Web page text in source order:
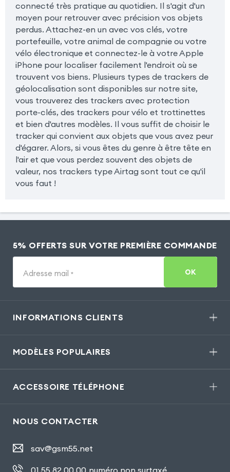
connecté très pratique au quotidien. Il s'agit d'un
moyen pour retrouver avec précision vos objets
perdus. Attachez-en un avec vos clés, votre
portefeuille, votre animal de compagnie ou votre
vélo électronique et connectez-le à votre Apple
iPhone pour localiser facilement l'endroit où se
trouvent vos biens. Plusieurs types de trackers de
géolocalisation sont disponibles sur notre site,
vous trouverez des trackers avec protection
porte-clés, des trackers pour vélo et trottinettes
et bien d'autres modèles. Il vous suffit de choisir le
tracker qui convient aux objets que vous avez peur
d'égarer. Alors, si vous êtes du genre à être tête en
l'air et que vous perdez souvent des objets de
valeur, nos trackers type Airtag sont tout ce qu'il
vous faut !
5% OFFERTS SUR VOTRE PREMIÈRE COMMANDE
Adresse mail * OK
INFORMATIONS CLIENTS
MODÈLES POPULAIRES
ACCESSOIRE TÉLÉPHONE
NOUS CONTACTER
sav@gsm55.net